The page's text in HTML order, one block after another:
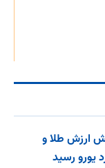
ارزش طلا و